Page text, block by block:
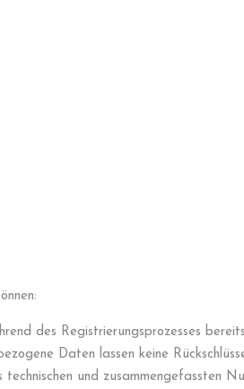
des Registrierungsprozesses
Daten lassen keine
und zusammengefassten